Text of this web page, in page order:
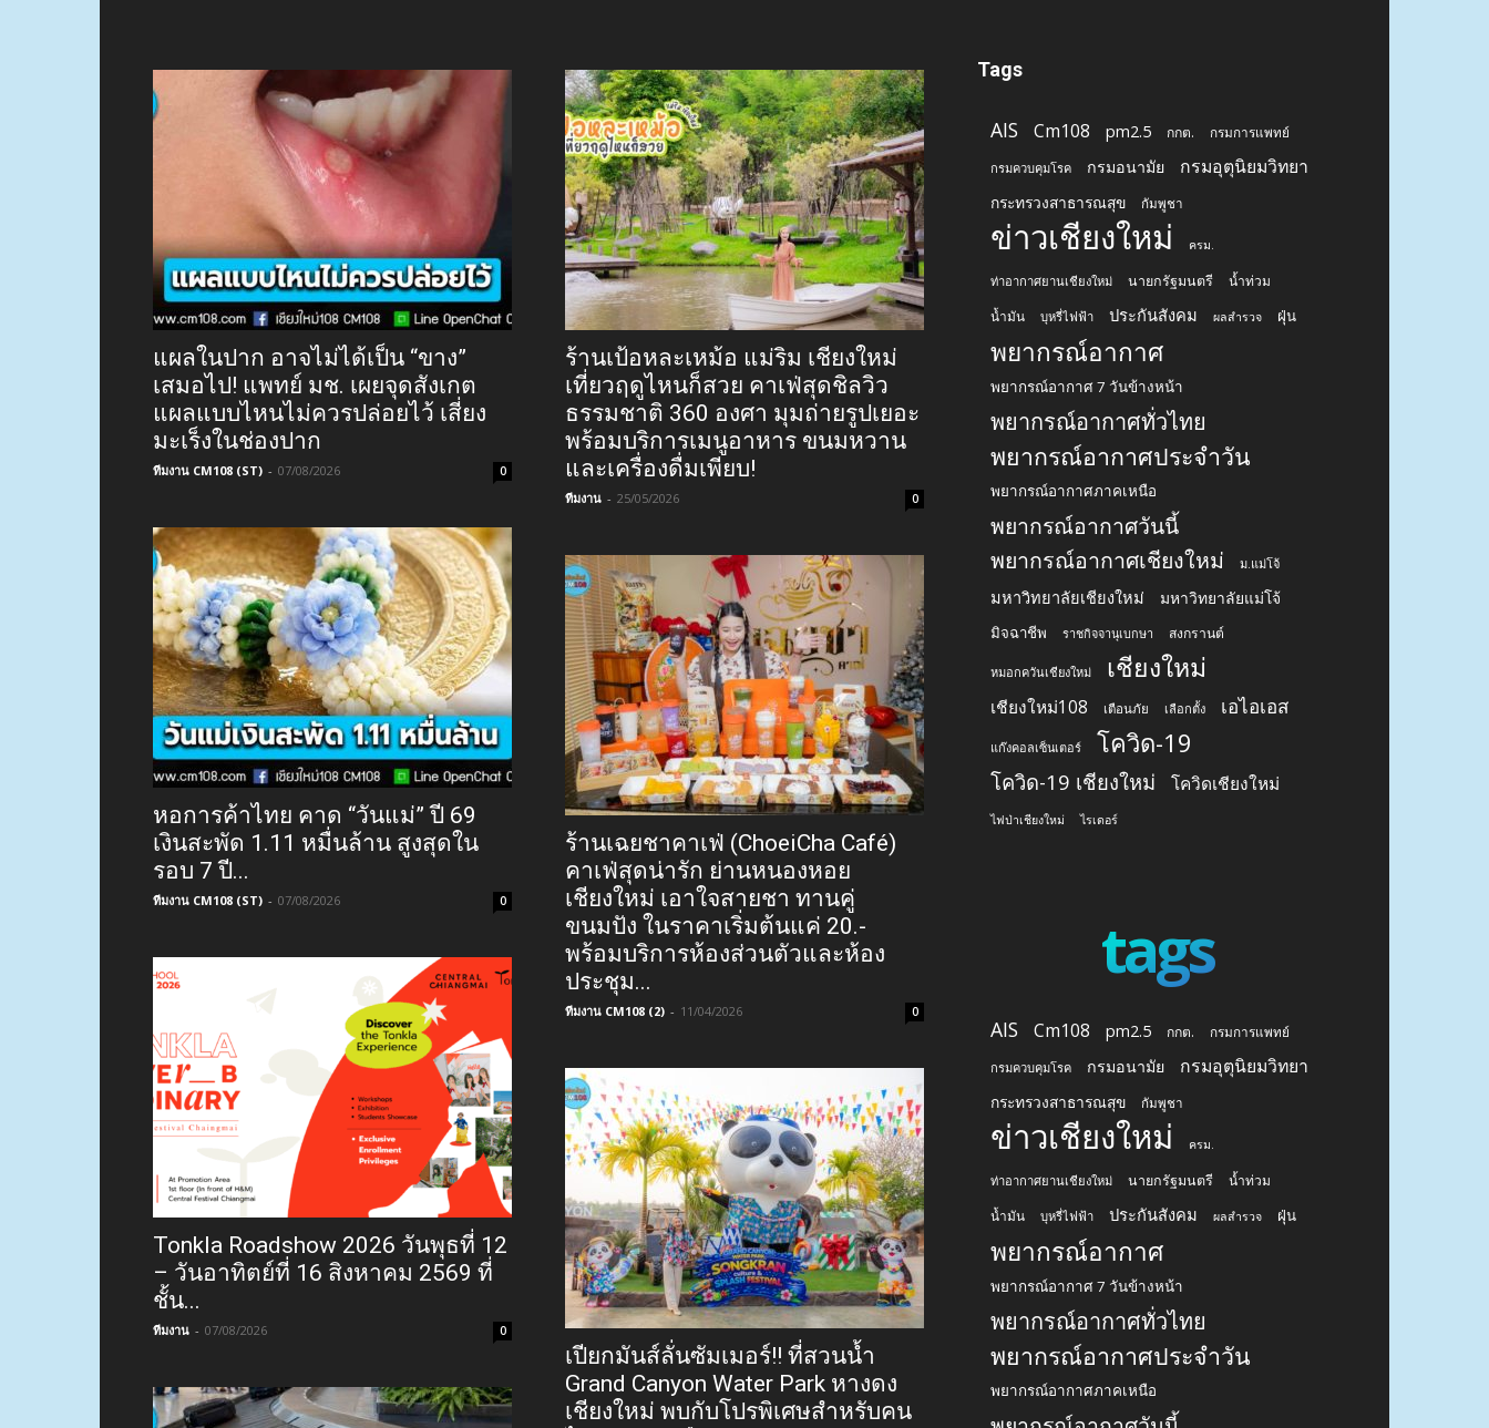
แผลในปาก อาจไม่ได้เป็น “ขาง”
เสมอไป! แพทย์ มช. เผยจุดสังเกต
แผลแบบไหนไม่ควรปล่อยไว้ เสี่ยง
มะเร็งในช่องปาก
ทีมงาน CM108 (ST) - 07/08/2026 0
หอการค้าไทย คาด “วันแม่” ปี 69
เงินสะพัด 1.11 หมื่นล้าน สูงสุดใน
รอบ 7 ปี...
ทีมงาน CM108 (ST) - 07/08/2026 0
Tonkla Roadshow 2026 วันพุธที่ 12
– วันอาทิตย์ที่ 16 สิงหาคม 2569 ที่
ชั้น...
ทีมงาน - 07/08/2026 0
ร้านเป้อหละเหม้อ แม่ริม เชียงใหม่
เที่ยวฤดูไหนก็สวย คาเฟ่สุดชิลวิว
ธรรมชาติ 360 องศา มุมถ่ายรูปเยอะ
พร้อมบริการเมนูอาหาร ขนมหวาน
และเครื่องดื่มเพียบ!
ทีมงาน - 25/05/2026 0
ร้านเฉยชาคาเฟ่ (ChoeiCha Café)
คาเฟ่สุดน่ารัก ย่านหนองหอย
เชียงใหม่ เอาใจสายชา ทานคู่
ขนมปัง ในราคาเริ่มต้นแค่ 20.-
พร้อมบริการห้องส่วนตัวและห้อง
ประชุม...
ทีมงาน CM108 (2) - 11/04/2026 0
เปียกมันส์ลั่นซัมเมอร์!! ที่สวนน้ำ
Grand Canyon Water Park หางดง
เชียงใหม่ พบกับโปรพิเศษสำหรับคน
Tags
AIS Cm108 pm2.5 กกต. กรมการแพทย์
กรมควบคุมโรค กรมอนามัย กรมอุตุนิยมวิทยา
กระทรวงสาธารณสุข กัมพูชา
ข่าวเชียงใหม่ ครม.
ท่าอากาศยานเชียงใหม่ นายกรัฐมนตรี น้ำท่วม
น้ำมัน บุหรี่ไฟฟ้า ประกันสังคม ผลสำรวจ ฝุ่น
พยากรณ์อากาศ
พยากรณ์อากาศ 7 วันข้างหน้า
พยากรณ์อากาศทั่วไทย
พยากรณ์อากาศประจำวัน
พยากรณ์อากาศภาคเหนือ
พยากรณ์อากาศวันนี้
พยากรณ์อากาศเชียงใหม่
ม.แม่โจ้
มหาวิทยาลัยเชียงใหม่ มหาวิทยาลัยแม่โจ้
มิจฉาชีพ ราชกิจจานุเบกษา สงกรานต์
หมอกควันเชียงใหม่ เชียงใหม่
เชียงใหม่108 เตือนภัย เลือกตั้ง เอไอเอส
แก๊งคอลเซ็นเตอร์ โควิด-19
โควิด-19 เชียงใหม่ โควิดเชียงใหม่
ไฟป่าเชียงใหม่ ไรเดอร์
tags
AIS Cm108 pm2.5 กกต. กรมการแพทย์
กรมควบคุมโรค กรมอนามัย กรมอุตุนิยมวิทยา
กระทรวงสาธารณสุข กัมพูชา
ข่าวเชียงใหม่ ครม.
ท่าอากาศยานเชียงใหม่ นายกรัฐมนตรี น้ำท่วม
น้ำมัน บุหรี่ไฟฟ้า ประกันสังคม ผลสำรวจ ฝุ่น
พยากรณ์อากาศ
พยากรณ์อากาศ 7 วันข้างหน้า
พยากรณ์อากาศทั่วไทย
พยากรณ์อากาศประจำวัน
พยากรณ์อากาศภาคเหนือ